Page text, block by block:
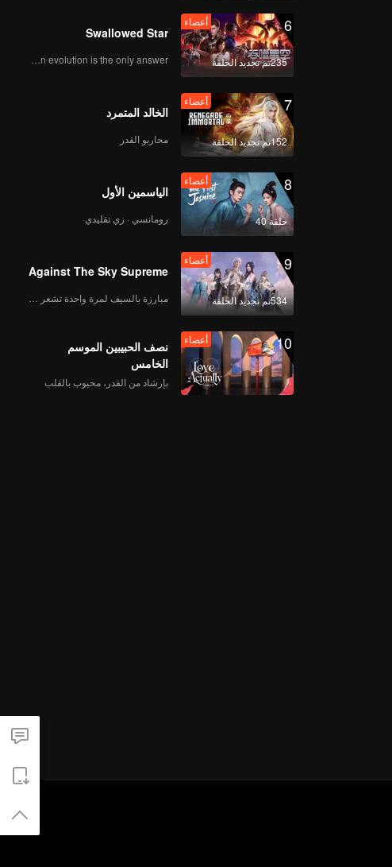
6
235تم تجديد الحلقة
أعضاء
Swallowed Star
Human evolution is the only answer.
7
152تم تجديد الحلقة
أعضاء
الخالد المتمرد
محاربو القدر
8
حلقة 40
أعضاء
الياسمين الأول
رومانسي · زي تقليدي
9
534تم تجديد الحلقة
أعضاء
Against The Sky Supreme
10 أعضاء
نصف الحبيبين الموسم
الخامس
بإرشاد من القدر، محبوب بالقلب